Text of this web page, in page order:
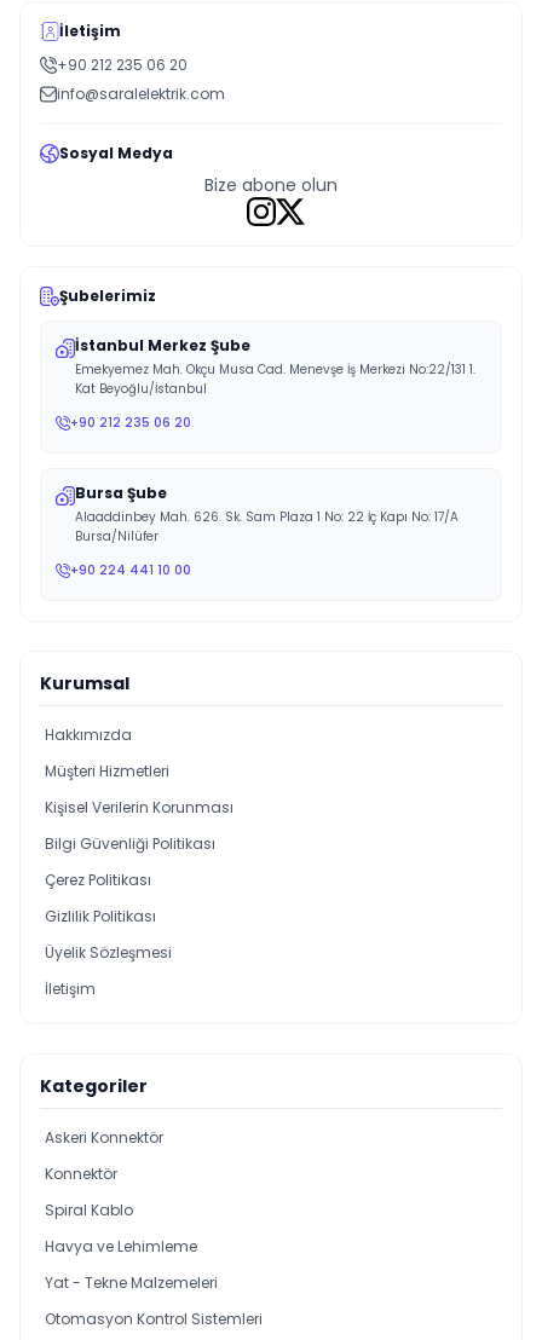
İletişim
+90 212 235 06 20
info@saralelektrik.com
Sosyal Medya
Bize abone olun
Şubelerimiz
İstanbul Merkez Şube
Emekyemez Mah. Okçu Musa Cad. Menevşe İş Merkezi No:22/131 1.
Kat Beyoğlu/İstanbul
+90 212 235 06 20
Bursa Şube
Alaaddinbey Mah. 626. Sk. Sam Plaza 1 No: 22 İç Kapı No: 17/A
Bursa/Nilüfer
+90 224 441 10 00
Kurumsal
Hakkımızda
Müşteri Hizmetleri
Kişisel Verilerin Korunması
Bilgi Güvenliği Politikası
Çerez Politikası
Gizlilik Politikası
Üyelik Sözleşmesi
İletişim
Kategoriler
Askeri Konnektör
Konnektör
Spiral Kablo
Havya ve Lehimleme
Yat - Tekne Malzemeleri
Otomasyon Kontrol Sistemleri